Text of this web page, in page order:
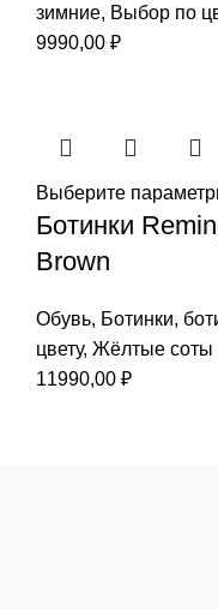
зимние, Выбор по
9990,00 ₽
Выберите
Ботинки
Brown
Обувь, Ботинки,
цвету, Жёлтые соты
11990,00 ₽